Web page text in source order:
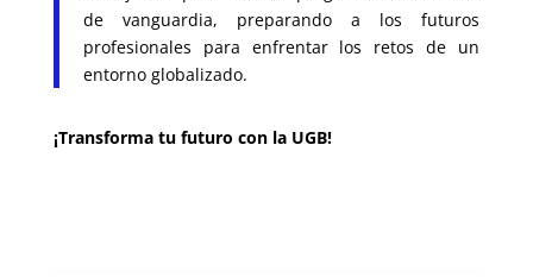
de vanguardia, preparando a los futuros
profesionales para enfrentar los retos de un
entorno globalizado.
¡Transforma tu futuro con la UGB!